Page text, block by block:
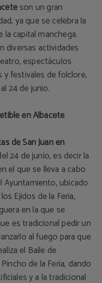
son un gran
ya que se celebra la
capital manchega.
diversas actividades
espectáculos
festivales de folclore,
24 de junio.
en Albacete
de San Juan en
24 de junio, es decir la
el que se lleva a cabo
Ayuntamiento, ubicado
Ejidos de la Feria,
en la que se
es tradicional pedir un
al fuego para que
el Baile de
de la Feria, dando
y a la tradicional